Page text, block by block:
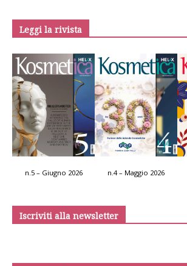
Leggi la rivista
n.5 – Giugno 2026 n.4 – Maggio 2026
Iscriviti alla newsletter